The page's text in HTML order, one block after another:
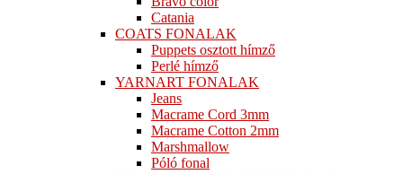
Catania
COATS FONALAK
Puppets osztott hímző
Perlé hímző
YARNART FONALAK
Jeans
Macrame Cord 3mm
Macrame Cotton 2mm
Marshmallow
Póló fonal